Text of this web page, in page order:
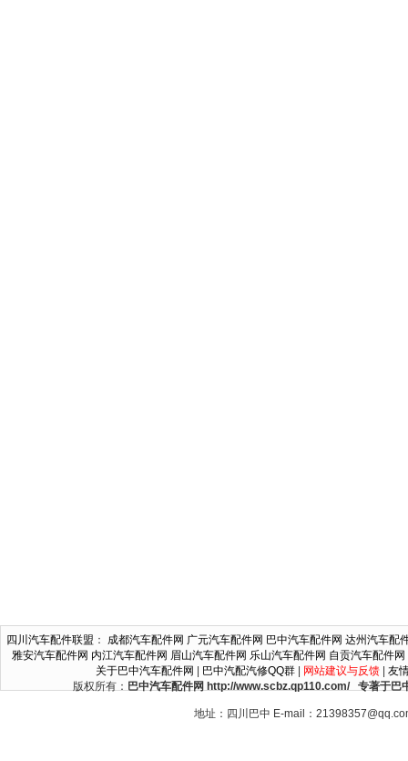
四川汽车配件联盟 ： 成都汽车配件网 广元汽车配件网 巴中汽车配件网 达州汽车配
雅安汽车配件网 内江汽车配件网 眉山汽车配件网 乐山汽车配件网 自贡汽车配件网
关于巴中汽车配件网
巴中汽配汽修QQ群| 网站建议与反馈| 友
版权所有： 巴中汽车配件网 http://www.scbz.qp110.com/ 专著于巴
地址：四川巴中 E-mail：